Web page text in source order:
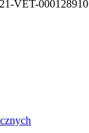
VET-000128910